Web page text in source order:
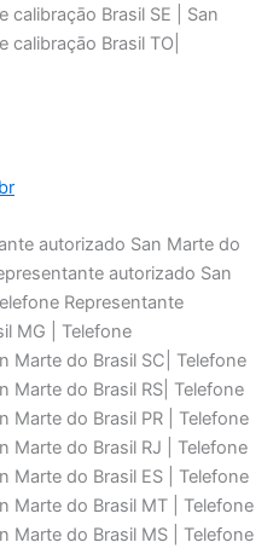
calibraçāo Brasil SE | San
calibraçāo Brasil TO|
autorizado San Marte do
autorizado San
Representante
MG | Telefone
Marte do Brasil SC| Telefone
Marte do Brasil RS| Telefone
Marte do Brasil PR | Telefone
Marte do Brasil RJ | Telefone
Marte do Brasil ES | Telefone
Marte do Brasil MT | Telefone
Marte do Brasil MS | Telefone